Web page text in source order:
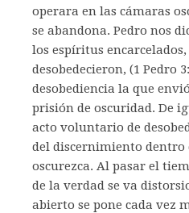
operara en las cámaras
se abandona. Pedro nos
los espíritus
desobedecieron, (1 Pedro
desobediencia la que
prisión de oscuridad. De
acto voluntario de
del discernimiento dentro
oscurezca. Al pasar el
de la verdad se va
abierto se pone cada vez